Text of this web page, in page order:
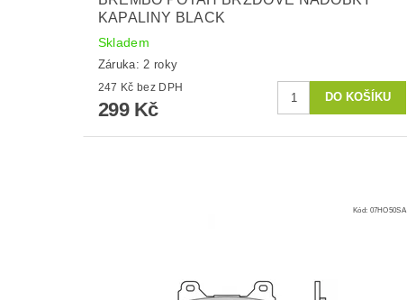
KAPALINY BLACK
Skladem
Záruka: 2 roky
247 Kč bez DPH
299 Kč
Kód: 07HO50SA